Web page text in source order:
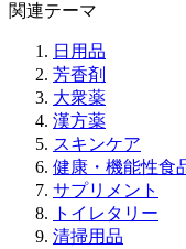
関連テーマ
日用品
芳香剤
大衆薬
漢方薬
スキンケア
健康・機能性食
サプリメント
トイレタリー
清掃用品